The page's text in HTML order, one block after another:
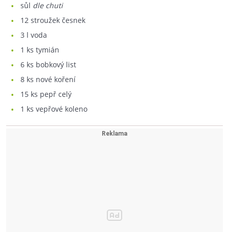
sůl dle chuti
12 stroužek česnek
3 l voda
1 ks tymián
6 ks bobkový list
8 ks nové koření
15 ks pepř celý
1 ks vepřové koleno